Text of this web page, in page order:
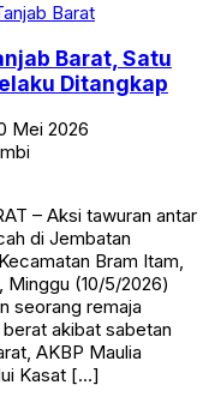
Barat
Barat, Satu
Ditangkap
Mei 2026
– Aksi tawuran antar
di Jembatan
Bram Itam,
Minggu (10/5/2026)
seorang remaja
akibat sabetan
AKBP Maulia
Kasat […]